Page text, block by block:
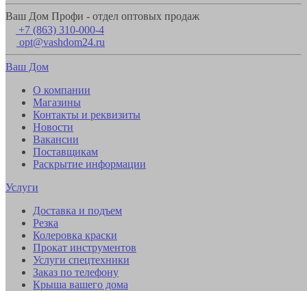
Ваш Дом Профи - отдел оптовых продаж
+7 (863) 310-000-4
opt@vashdom24.ru
Ваш Дом
О компании
Магазины
Контакты и реквизиты
Новости
Вакансии
Поставщикам
Раскрытие информации
Услуги
Доставка и подъем
Резка
Колеровка краски
Прокат инструментов
Услуги спецтехники
Заказ по телефону
Крыша вашего дома